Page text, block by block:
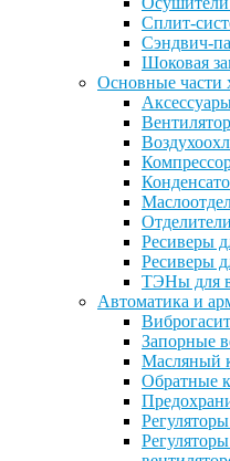
Сплит-
Сэндвич-
Шоковая
Основные части
Ресиверы
Ресиверы
ТЭНы для
Автоматика и
Запорные
Масляный
Обратные